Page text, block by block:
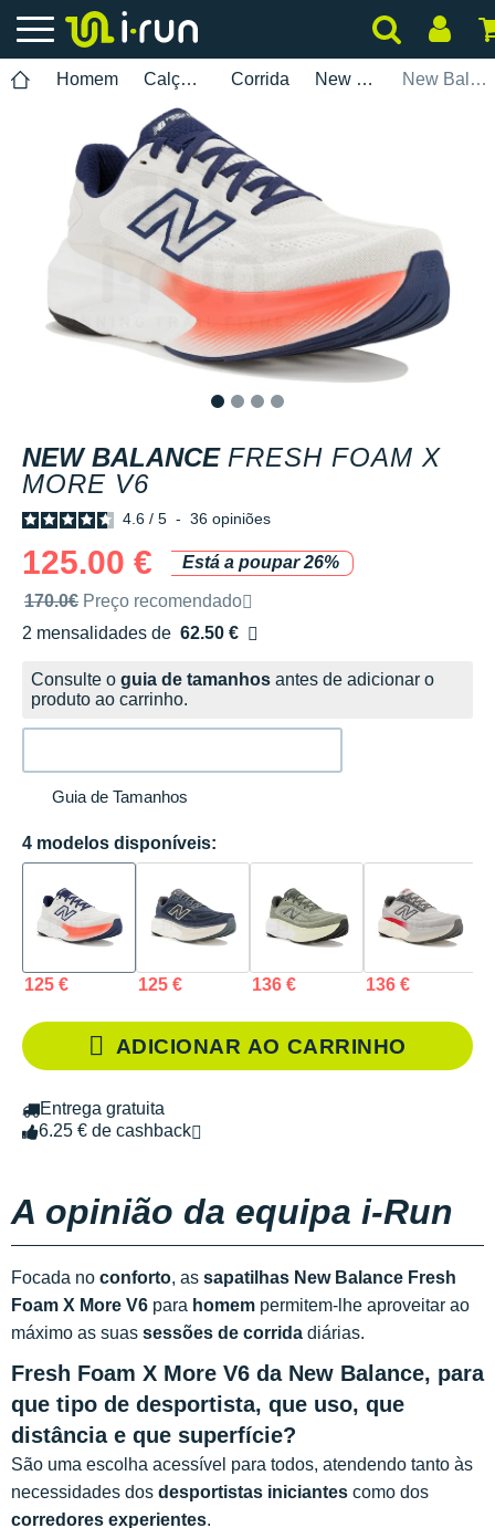
Homem Calçados Corrida New Balance New Balance Fresh Foam X More V6
NEW BALANCE FRESH FOAM X
MORE V6
4.6 / 5 - 36 opiniões
125.00 €
Está a poupar 26%
Preço de venda recomendado pela marca
170.0€ Preço recomendado
2 mensalidades de 62.50 €
sem custos
Consulte o guia de tamanhos antes de adicionar o
produto ao carrinho.
Guia de Tamanhos
4 modelos disponíveis:
125 € 125 € 136 € 136 €
ADICIONAR AO CARRINHO
Entrega gratuita
6.25 € de cashback
A opinião da equipa i-Run
Focada no conforto, as sapatilhas New Balance Fresh
Foam X More V6 para homem permitem-lhe aproveitar ao
máximo as suas sessões de corrida diárias.
Fresh Foam X More V6 da New Balance, para
que tipo de desportista, que uso, que
distância e que superfície?
São uma escolha acessível para todos, atendendo tanto às
necessidades dos desportistas iniciantes como dos
corredores experientes.